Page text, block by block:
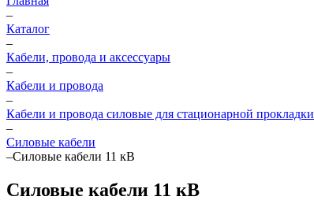
–
Каталог
–
Кабели, провода и аксессуары
–
Кабели и провода
–
Кабели и провода силовые для стационарной прокладки
–
Силовые кабели
–Силовые кабели 11 кВ
Силовые кабели 11 кВ